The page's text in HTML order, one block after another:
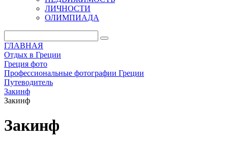
ЛИЧНОСТИ
ОЛИМПИАДА
ГЛАВНАЯ
Отдых в Греции
Греция фото
Профессиональные фотографии Греции
Путеводитель
Закинф
Закинф
Закинф